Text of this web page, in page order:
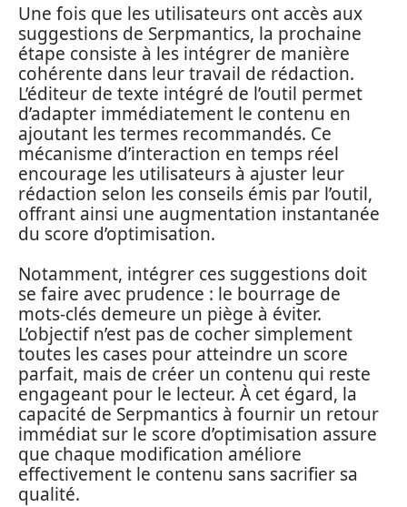
Une fois que les utilisateurs ont accès aux
suggestions de Serpmantics, la prochaine
étape consiste à les intégrer de manière
cohérente dans leur travail de rédaction.
L’éditeur de texte intégré de l’outil permet
d’adapter immédiatement le contenu en
ajoutant les termes recommandés. Ce
mécanisme d’interaction en temps réel
encourage les utilisateurs à ajuster leur
rédaction selon les conseils émis par l’outil,
offrant ainsi une augmentation instantanée
du score d’optimisation.
Notamment, intégrer ces suggestions doit
se faire avec prudence : le bourrage de
mots-clés demeure un piège à éviter.
L’objectif n’est pas de cocher simplement
toutes les cases pour atteindre un score
parfait, mais de créer un contenu qui reste
engageant pour le lecteur. À cet égard, la
capacité de Serpmantics à fournir un retour
immédiat sur le score d’optimisation assure
que chaque modification améliore
effectivement le contenu sans sacrifier sa
qualité.